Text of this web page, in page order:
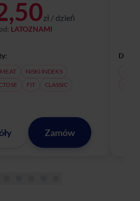
zł / dzień
LATOZNAMI
NISKI INDEKS
FIT
CLASSIC
Zamów